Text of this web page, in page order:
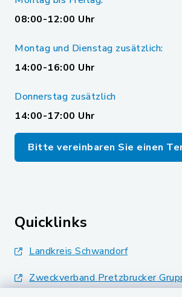
08:00-12:00 Uhr
Montag und Dienstag zusätzlich:
14:00-16:00 Uhr
Donnerstag zusätzlich
14:00-17:00 Uhr
Bitte vereinbaren Sie einen
Quicklinks
Landkreis Schwandorf
Zweckverband Pretzbrucker